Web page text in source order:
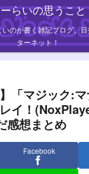
らいの思うこと
のが書く雑記ブログ。
ターネット！
「マジック:
イ！
感想まとめ
Facebook